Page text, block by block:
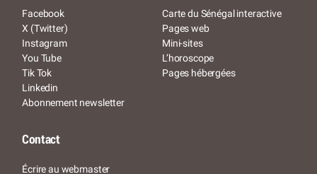
Facebook
X (Twitter)
Instagram
You Tube
Tik Tok
Linkedin
Abonnement newsletter
Carte du Sénégal interactive
Pages web
Mini-sites
L’horoscope
Pages hébergées
Contact
Écrire au webmaster